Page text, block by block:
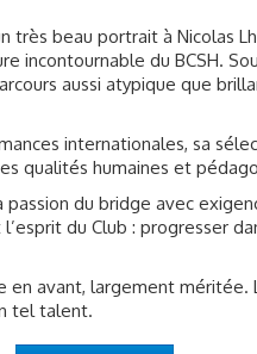
très beau portrait à Nicolas
incontournable du BCSH.
aussi atypique que
internationales, sa
qualités humaines et
du bridge avec
du Club : progresser
avant, largement méritée.
tel talent.
la Revue de mai